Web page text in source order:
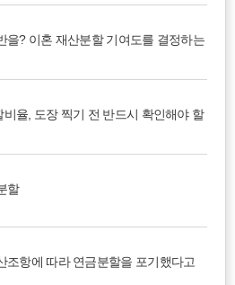
을? 이혼 재산분할 기여도를 결정하는
율, 도장 찍기 전 반드시 확인해야 할
할
조항에 따라 연금분할을 포기했다고